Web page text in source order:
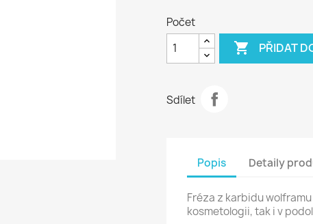
Počet
 PŘIDAT
Sdílet
Popis Detaily
Fréza z karbidu
kosmetologii, tak i v